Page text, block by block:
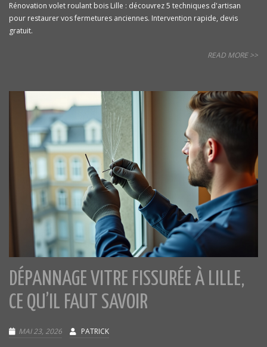
Rénovation volet roulant bois Lille : découvrez 5 techniques d'artisan
pour restaurer vos fermetures anciennes. Intervention rapide, devis
gratuit.
READ MORE >>
DÉPANNAGE VITRE FISSURÉE À LILLE,
CE QU’IL FAUT SAVOIR
MAI 23, 2026 PATRICK